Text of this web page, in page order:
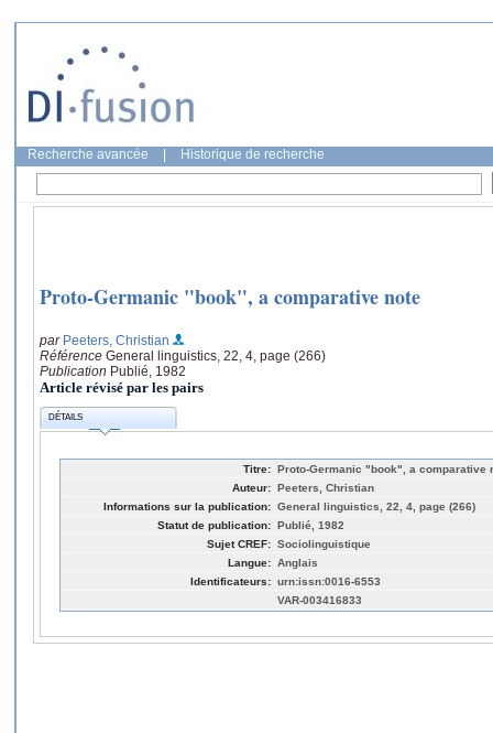
Recherche avancée Historique de recherche
Proto-Germanic "book", a comparative note
par Peeters, Christian
Référence General linguistics, 22, 4, page (266)
Publication Publié, 1982
Article révisé par les pairs
DÉTAILS
Titre: Proto-Germanic "book", a comparative
Auteur: Peeters, Christian
Informations sur la publication: General linguistics, 22, 4, page (266)
Statut de publication: Publié, 1982
Sujet CREF: Sociolinguistique
Langue: Anglais
Identificateurs: urn:issn:0016-6553
VAR-003416833